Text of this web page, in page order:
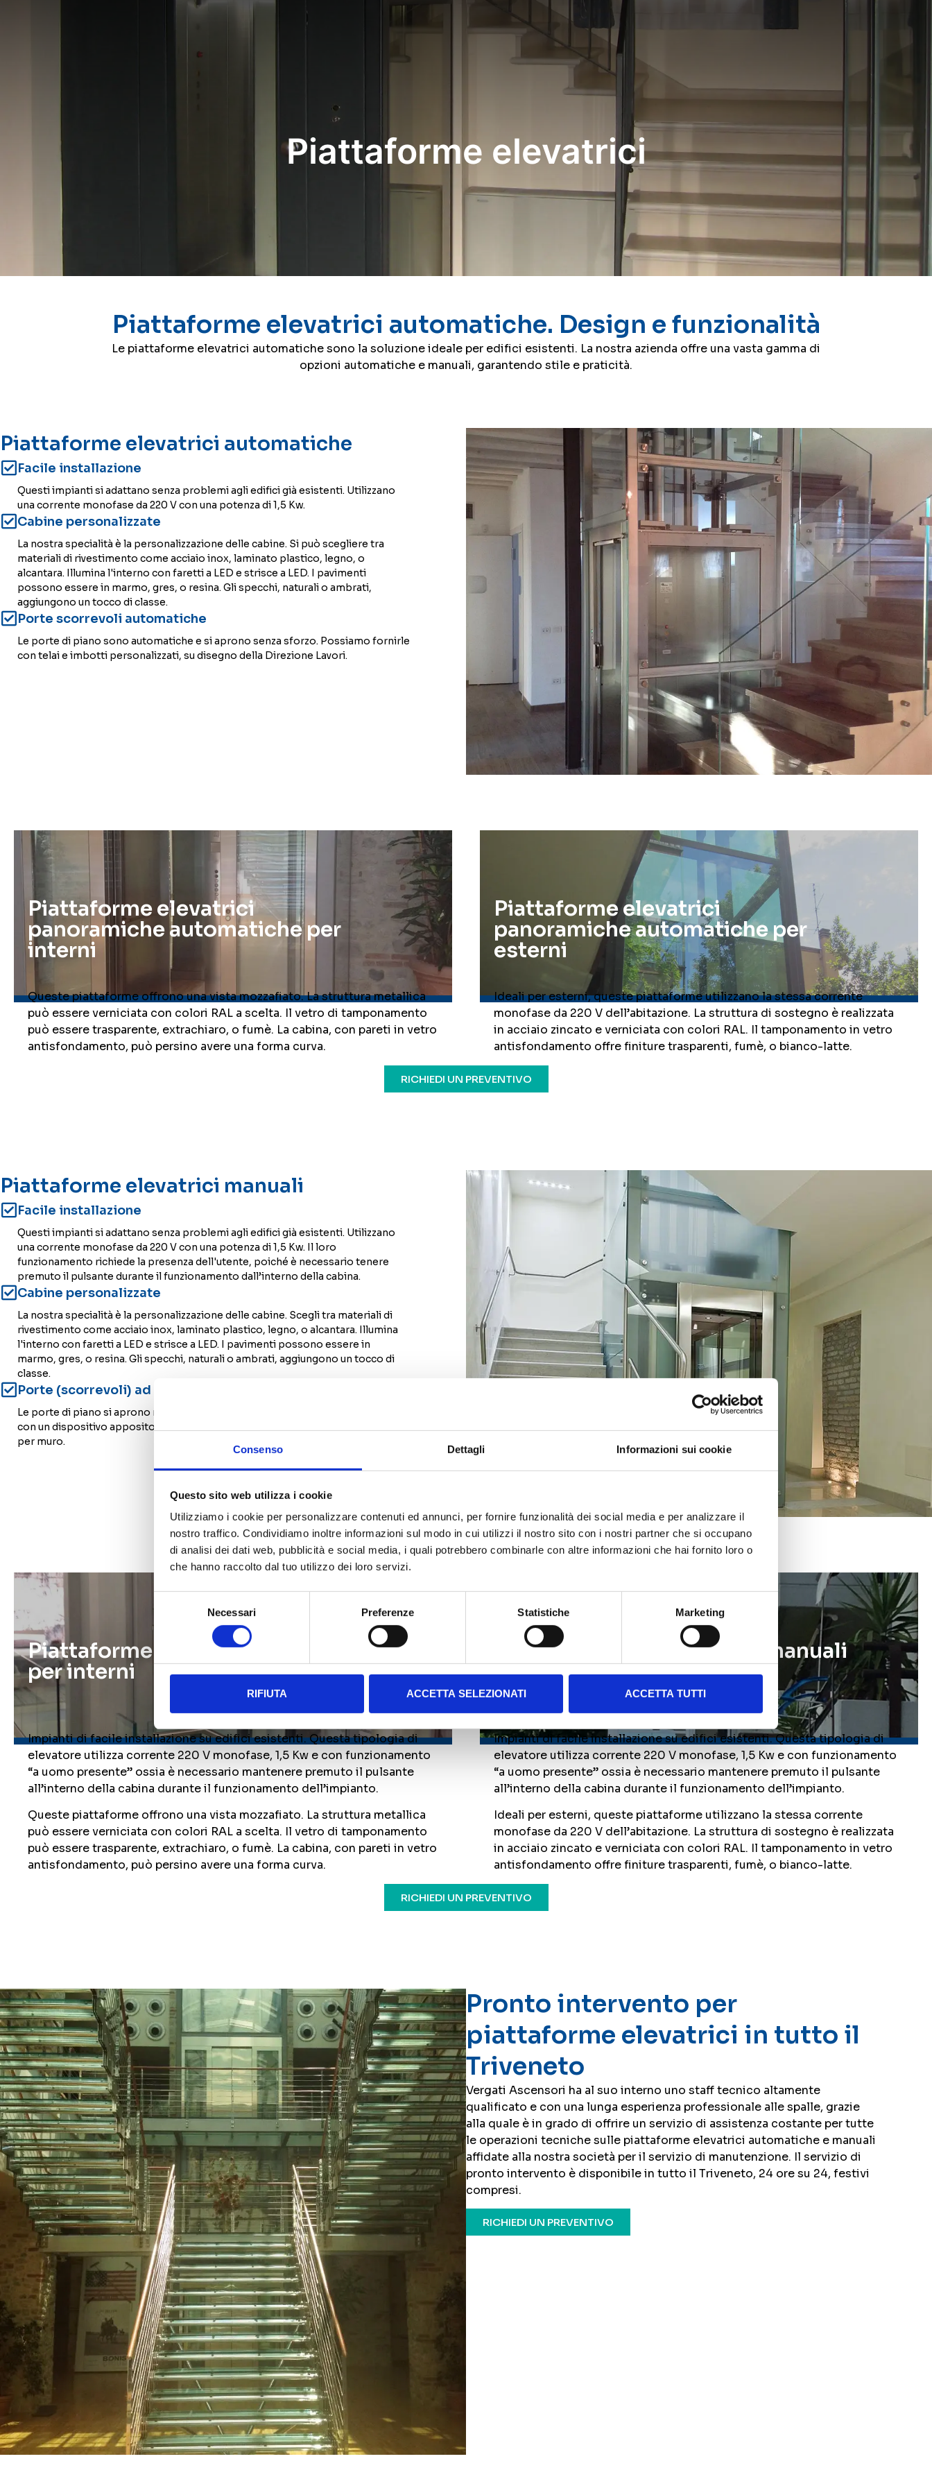
Consenso Dettagli Informazioni sui cookie
Questo sito web utilizza i cookie
Utilizziamo i cookie per personalizzare contenuti ed annunci, per fornire funzionalità dei social media e per analizzare il
nostro traffico. Condividiamo inoltre informazioni sul modo in cui utilizzi il nostro sito con i nostri partner che si occupano
di analisi dei dati web, pubblicità e social media, i quali potrebbero combinarle con altre informazioni che hai fornito loro o
che hanno raccolto dal tuo utilizzo dei loro servizi.
Necessari Preferenze Statistiche Marketing
RIFIUTA ACCETTA SELEZIONATI ACCETTA TUTTI
IMPIANTI DI ELEVAZIONE MANUTENZIONE
Piattaforme elevatrici
Piattaforme elevatrici automatiche. Design e funzionalità
Le piattaforme elevatrici automatiche sono la soluzione ideale per edifici esistenti. La nostra azienda offre una vasta gamma di
opzioni automatiche e manuali, garantendo stile e praticità.
Piattaforme elevatrici automatiche
Facile installazione
Questi impianti si adattano senza problemi agli edifici già esistenti. Utilizzano
una corrente monofase da 220 V con una potenza di 1,5 Kw.
Cabine personalizzate
La nostra specialità è la personalizzazione delle cabine. Si può scegliere tra
materiali di rivestimento come acciaio inox, laminato plastico, legno, o
alcantara. Illumina l'interno con faretti a LED e strisce a LED. I pavimenti
possono essere in marmo, gres, o resina. Gli specchi, naturali o ambrati,
aggiungono un tocco di classe.
Porte scorrevoli automatiche
Le porte di piano sono automatiche e si aprono senza sforzo. Possiamo fornirle
con telai e imbotti personalizzati, su disegno della Direzione Lavori.
Piattaforme elevatrici
panoramiche automatiche per
interni
Queste piattaforme offrono una vista mozzafiato. La struttura metallica
può essere verniciata con colori RAL a scelta. Il vetro di tamponamento
può essere trasparente, extrachiaro, o fumè. La cabina, con pareti in vetro
antisfondamento, può persino avere una forma curva.
Piattaforme elevatrici
panoramiche automatiche per
esterni
Ideali per esterni, queste piattaforme utilizzano la stessa corrente
monofase da 220 V dell’abitazione. La struttura di sostegno è realizzata
in acciaio zincato e verniciata con colori RAL. Il tamponamento in vetro
antisfondamento offre finiture trasparenti, fumè, o bianco-latte.
RICHIEDI UN PREVENTIVO
Piattaforme elevatrici manuali
Facile installazione
Questi impianti si adattano senza problemi agli edifici già esistenti. Utilizzano
una corrente monofase da 220 V con una potenza di 1,5 Kw. Il loro
funzionamento richiede la presenza dell'utente, poiché è necessario tenere
premuto il pulsante durante il funzionamento dall’interno della cabina.
Cabine personalizzate
La nostra specialità è la personalizzazione delle cabine. Scegli tra materiali di
rivestimento come acciaio inox, laminato plastico, legno, o alcantara. Illumina
l'interno con faretti a LED e strisce a LED. I pavimenti possono essere in
marmo, gres, o resina. Gli specchi, naturali o ambrati, aggiungono un tocco di
classe.
Porte (scorrevoli) ad anta manuale
Le porte di piano si aprono manualmente, ma possono essere automatizzate
con un dispositivo apposito. Offriamo una vasta gamma di colori RAL o pitture
per muro.
Piattaforme panoramiche manuali
per interni
Impianti di facile installazione su edifici esistenti. Questa tipologia di
elevatore utilizza corrente 220 V monofase, 1,5 Kw e con funzionamento
“a uomo presente” ossia è necessario mantenere premuto il pulsante
all’interno della cabina durante il funzionamento dell’impianto.
Queste piattaforme offrono una vista mozzafiato. La struttura metallica
può essere verniciata con colori RAL a scelta. Il vetro di tamponamento
può essere trasparente, extrachiaro, o fumè. La cabina, con pareti in vetro
antisfondamento, può persino avere una forma curva.
Piattaforme panoramiche manuali
per esterni
Impianti di facile installazione su edifici esistenti. Questa tipologia di
elevatore utilizza corrente 220 V monofase, 1,5 Kw e con funzionamento
“a uomo presente” ossia è necessario mantenere premuto il pulsante
all’interno della cabina durante il funzionamento dell’impianto.
Ideali per esterni, queste piattaforme utilizzano la stessa corrente
monofase da 220 V dell’abitazione. La struttura di sostegno è realizzata
in acciaio zincato e verniciata con colori RAL. Il tamponamento in vetro
antisfondamento offre finiture trasparenti, fumè, o bianco-latte.
RICHIEDI UN PREVENTIVO
Pronto intervento per
piattaforme elevatrici in tutto il
Triveneto
Vergati Ascensori ha al suo interno uno staff tecnico altamente
qualificato e con una lunga esperienza professionale alle spalle, grazie
alla quale è in grado di offrire un servizio di assistenza costante per tutte
le operazioni tecniche sulle piattaforme elevatrici automatiche e manuali
affidate alla nostra società per il servizio di manutenzione. Il servizio di
pronto intervento è disponibile in tutto il Triveneto, 24 ore su 24, festivi
compresi.
RICHIEDI UN PREVENTIVO